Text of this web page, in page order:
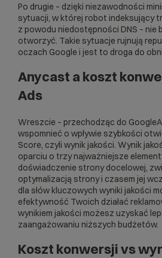
Po drugie – dzięki niezawodności
sytuacji, w której robot indeksujący
z powodu niedostępności DNS – nie
otworzyć. Takie sytuacje rujnują
oczach Google i jest to droga do
Anycast a koszt
Ads
Wreszcie – przechodząc do
wspomnieć o wpływie szybkości
Score, czyli wynik jakości. Wynik
oparciu o trzy najważniejsze
doświadczenie strony docelowej,
optymalizacją strony i czasem jej
dla słów kluczowych wyniki jakości
efektywność Twoich działać
wynikiem jakości możesz uzyskać
zaangażowaniu niższych budżetów.
Koszt konwersji vs